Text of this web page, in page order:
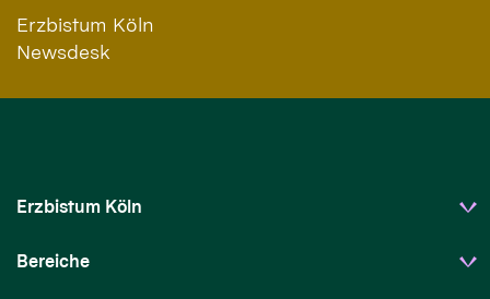
Erzbistum Köln
Newsdesk
Erzbistum Köln
Bereiche